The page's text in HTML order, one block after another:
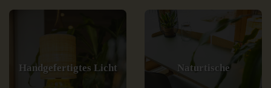
Handgefertigtes Licht Naturtische